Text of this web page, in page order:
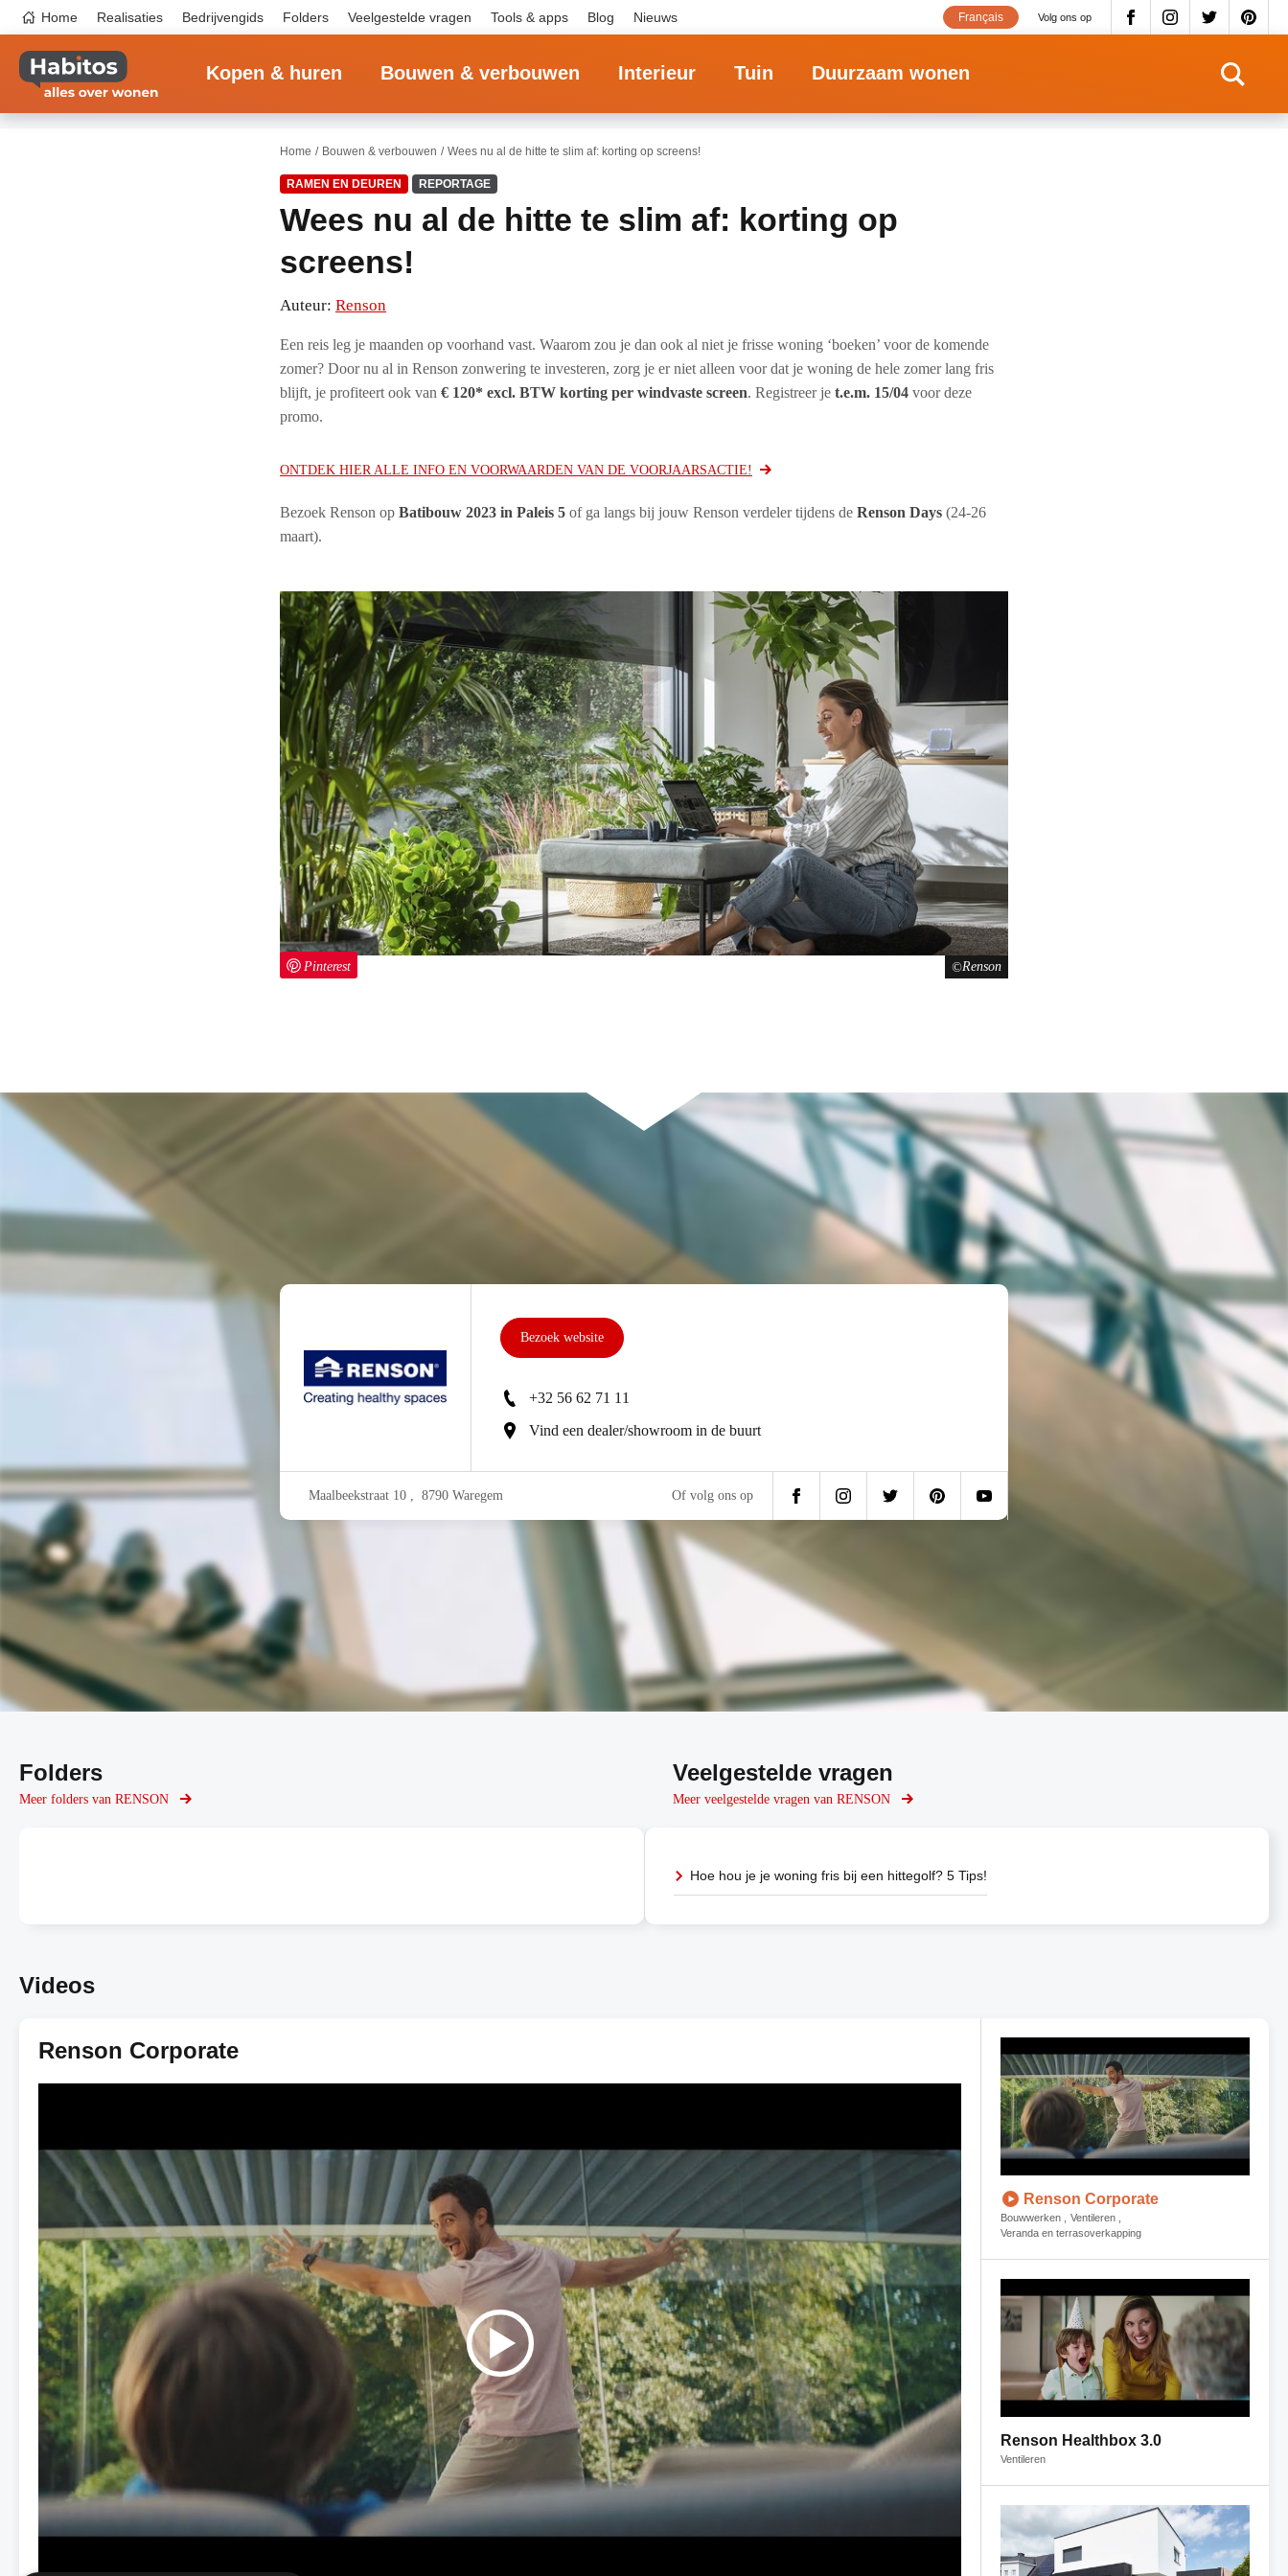
naar
inhoud
gaan
Top
navigation
Home Realisaties Bedrijvengids Folders Veelgestelde vragen Tools & apps Blog Nieuws Volg ons op
Français
Kopen & huren Bouwen & verbouwen Interieur Tuin Duurzaam wonen
Home Bouwen & verbouwen Wees nu al de hitte te slim af: korting op screens!
RAMEN EN DEUREN REPORTAGE
Wees nu al de hitte te slim af: korting op
screens!
Auteur: Renson
Een reis leg je maanden op voorhand vast. Waarom zou je dan ook al niet je frisse woning ‘boeken’ voor de komende
zomer? Door nu al in Renson zonwering te investeren, zorg je er niet alleen voor dat je woning de hele zomer lang fris
blijft, je profiteert ook van € 120* excl. BTW korting per windvaste screen. Registreer je t.e.m. 15/04 voor deze
promo.
ONTDEK HIER ALLE INFO EN VOORWAARDEN VAN DE VOORJAARSACTIE!
Bezoek Renson op Batibouw 2023 in Paleis 5 of ga langs bij jouw Renson verdeler tijdens de Renson Days (24-26
maart).
Renson
Pinterest
Bezoek website
+32 56 62 71 11
Vind een dealer/showroom in de buurt
Maalbeekstraat 10 , 8790 Waregem Of volg ons op
Folders
Meer folders van RENSON
Veelgestelde vragen
Meer veelgestelde vragen van RENSON
Hoe hou je je woning fris bij een hittegolf? 5 Tips!
Videos
Renson Corporate
Renson Corporate
Bouwwerken
Ventileren
Veranda en terrasoverkapping
Renson Healthbox 3.0
Ventileren